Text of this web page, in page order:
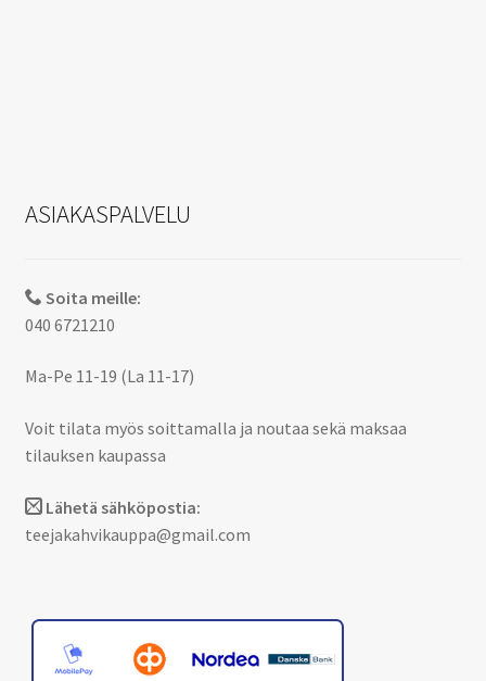
ASIAKASPALVELU
Soita meille:
040 6721210
Ma-Pe 11-19 (La 11-17)
Voit tilata myös soittamalla ja noutaa sekä maksaa
tilauksen kaupassa
Lähetä sähköpostia:
teejakahvikauppa@gmail.com